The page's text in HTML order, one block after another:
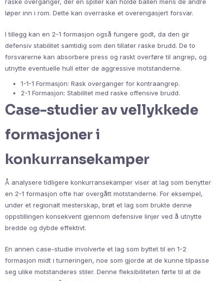
løper inn i rom. Dette kan overraske et overengasjert forsvar.
I tillegg kan en 2-1 formasjon også fungere godt, da den gir
defensiv stabilitet samtidig som den tillater raske brudd. De to
forsvarerne kan absorbere press og raskt overføre til angrep, og
utnytte eventuelle hull etter de aggressive motstanderne.
1-1-1 Formasjon: Rask overganger for kontraangrep.
2-1 Formasjon: Stabilitet med raske offensive brudd.
Case-studier av vellykkede
formasjoner i
konkurransekamper
Å analysere tidligere konkurransekamper viser at lag som benytter
en 2-1 formasjon ofte har overgått motstanderne. For eksempel,
under et regionalt mesterskap, brøt et lag som brukte denne
oppstillingen konsekvent gjennom defensive linjer ved å utnytte
bredde og dybde effektivt.
En annen case-studie involverte et lag som byttet til en 1-2
formasjon midt i turneringen, noe som gjorde at de kunne tilpasse
seg ulike motstanderes stiler. Denne fleksibiliteten førte til at de